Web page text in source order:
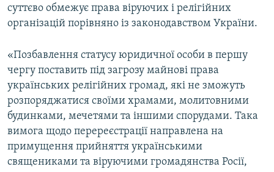
суттєво обмежує права віруючих і релігійних
організацій порівняно із законодавством України.
«Позбавлення статусу юридичної особи в першу
чергу поставить під загрозу майнові права
українських релігійних громад, які не зможуть
розпоряджатися своїми храмами, молитовними
будинками, мечетями та іншими спорудами. Така
вимога щодо перереєстрації направлена на
примущення прийняття українськими
священиками та віруючими громадянства Росії,